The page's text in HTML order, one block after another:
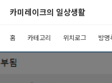
카미레이크의 일상생활
홈 카테고리 위치로그 방명